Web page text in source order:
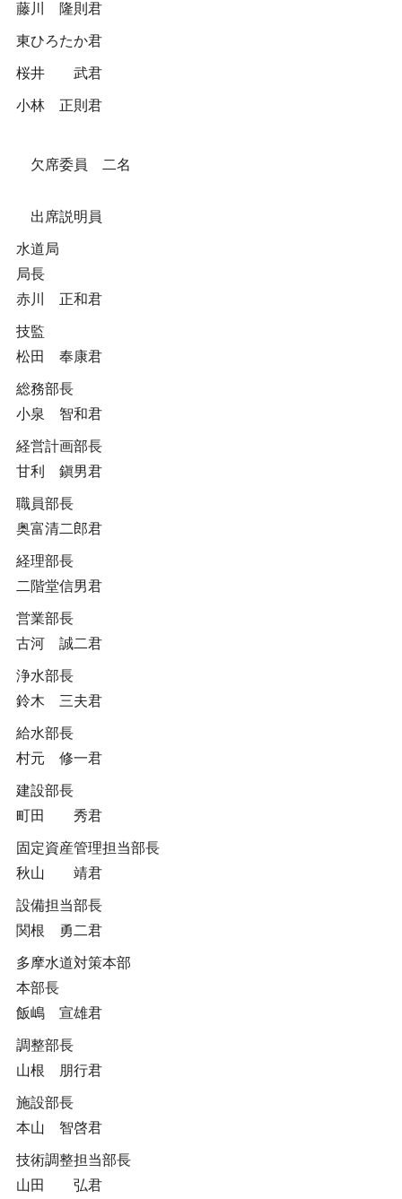
藤川 隆則君
東ひろたか君
桜井 武君
小林 正則君
欠席委員 二名
出席説明員
水道局
局長
赤川 正和君
技監
松田 奉康君
総務部長
小泉 智和君
経営計画部長
甘利 鎭男君
職員部長
奥富清二郎君
経理部長
二階堂信男君
営業部長
古河 誠二君
浄水部長
鈴木 三夫君
給水部長
村元 修一君
建設部長
町田 秀君
固定資産管理担当部長
秋山 靖君
設備担当部長
関根 勇二君
多摩水道対策本部
本部長
飯嶋 宣雄君
調整部長
山根 朋行君
施設部長
本山 智啓君
技術調整担当部長
山田 弘君